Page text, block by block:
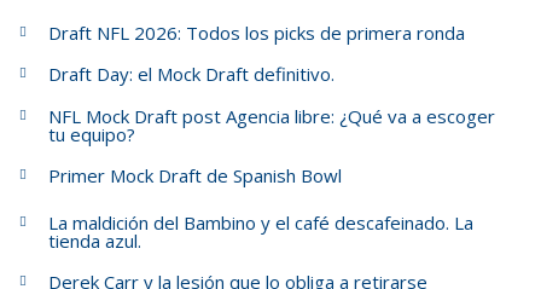
Draft NFL 2026: Todos los picks de primera ronda
Draft Day: el Mock Draft definitivo.
NFL Mock Draft post Agencia libre: ¿Qué va a escoger
tu equipo?
Primer Mock Draft de Spanish Bowl
La maldición del Bambino y el café descafeinado. La
tienda azul.
Derek Carr y la lesión que lo obliga a retirarse